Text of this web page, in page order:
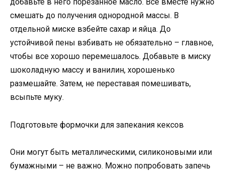
добавьте в него порезанное масло. Все вместе нужно
смешать до получения однородной массы. В
отдельной миске взбейте сахар и яйца. До
устойчивой пены взбивать не обязательно – главное,
чтобы все хорошо перемешалось. Добавьте в миску
шоколадную массу и ванилин, хорошенько
размешайте. Затем, не переставая помешивать,
всыпьте муку.
Подготовьте формочки для запекания кексов
Они могут быть металлическими, силиконовыми или
бумажными – не важно. Можно попробовать запечь